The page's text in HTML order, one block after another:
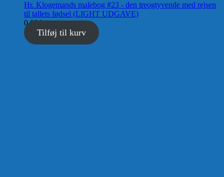
Hr. Klogemands malebog #23 - den treogtyvende med rejsen
til tallets fødsel (LIGHT UDGAVE)
0,00kr.
Tilføj til kurv